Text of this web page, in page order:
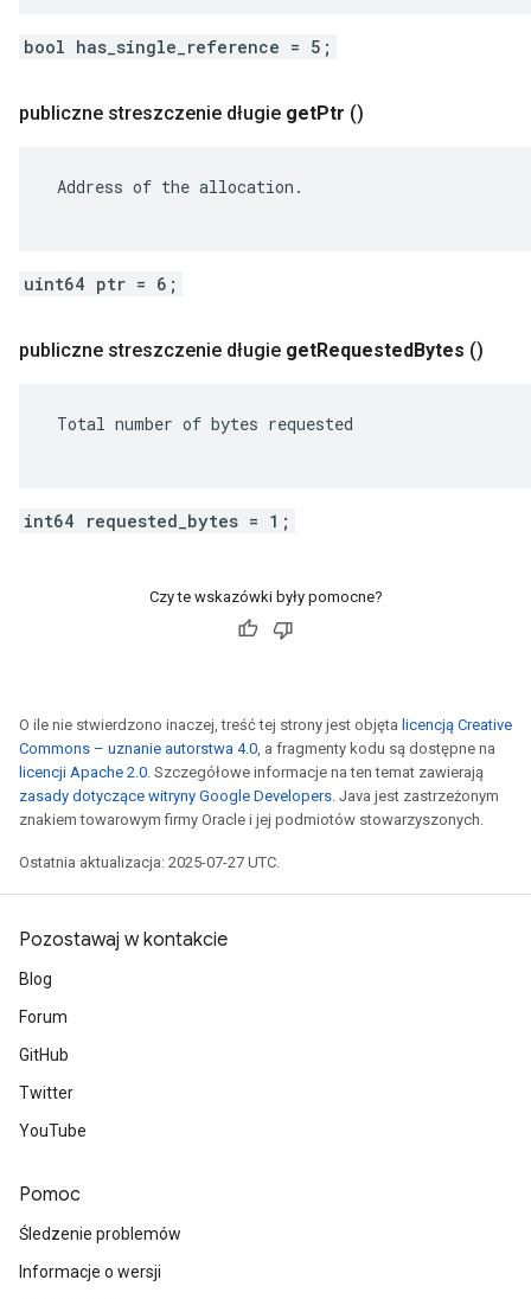
bool has_single_reference = 5;
publiczne streszczenie długie getPtr ()
Address of the allocation.
uint64 ptr = 6;
publiczne streszczenie długie getRequestedBytes ()
Total number of bytes requested
int64 requested_bytes = 1;
Czy te wskazówki były pomocne?
O ile nie stwierdzono inaczej, treść tej strony jest objęta licencją Creative
Commons – uznanie autorstwa 4.0, a fragmenty kodu są dostępne na
licencji Apache 2.0. Szczegółowe informacje na ten temat zawierają
zasady dotyczące witryny Google Developers. Java jest zastrzeżonym
znakiem towarowym firmy Oracle i jej podmiotów stowarzyszonych.
Ostatnia aktualizacja: 2025-07-27 UTC.
Pozostawaj w kontakcie
Blog
Forum
GitHub
Twitter
YouTube
Pomoc
Śledzenie problemów
Informacje o wersji